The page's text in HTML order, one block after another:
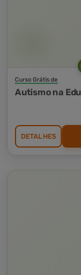
Curso Grátis de
Autismo na
DETALHES